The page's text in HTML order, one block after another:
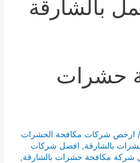
بالشارقة
حشرات
/ ارخص شركات مكافحة الحشرات
بالشارقة, افضل شركات
شركة مكافحة حشرات بالشارقة,